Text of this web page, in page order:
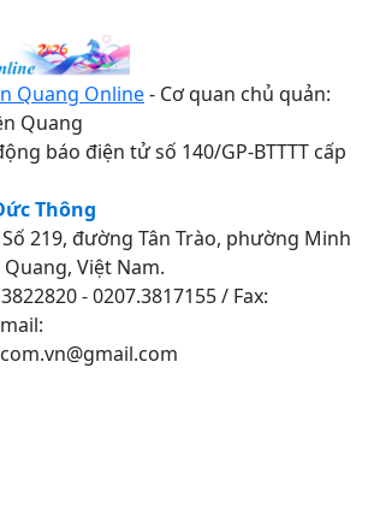
Quang Online- Cơ quan chủ quản:
Quang
báo điện tử số 140/GP-BTTTT cấp
Thông
219, đường Tân Trào, phường Minh
Việt Nam.
- 0207.3817155 / Fax: